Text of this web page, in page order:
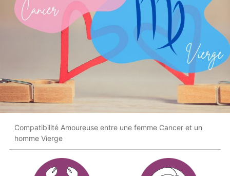
Compatibilité Amoureuse entre une femme Cancer et un
homme Vierge